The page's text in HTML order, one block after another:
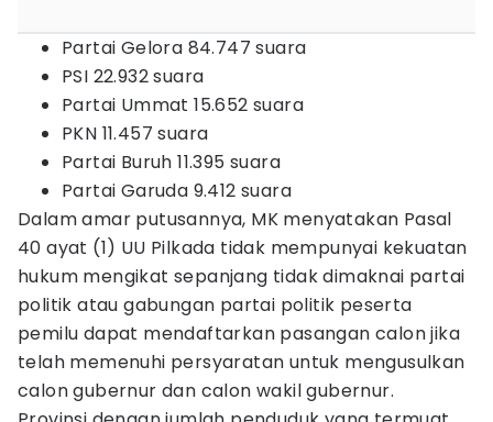
Partai Gelora 84.747 suara
PSI 22.932 suara
Partai Ummat 15.652 suara
PKN 11.457 suara
Partai Buruh 11.395 suara
Partai Garuda 9.412 suara
Dalam amar putusannya, MK menyatakan Pasal
40 ayat (1) UU Pilkada tidak mempunyai kekuatan
hukum mengikat sepanjang tidak dimaknai partai
politik atau gabungan partai politik peserta
pemilu dapat mendaftarkan pasangan calon jika
telah memenuhi persyaratan untuk mengusulkan
calon gubernur dan calon wakil gubernur.